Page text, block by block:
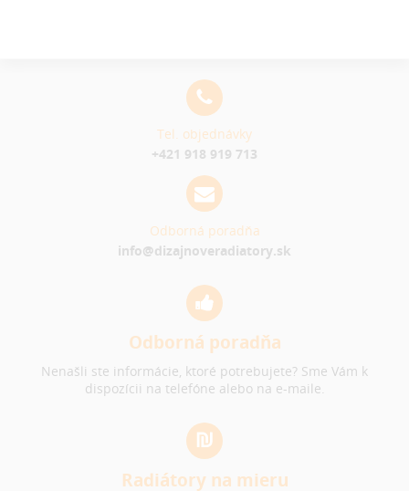
Tel. objednávky
+421 918 919 713
Odborná poradňa
info@dizajnoveradiatory.sk
Odborná poradňa
Nenašli ste informácie, ktoré potrebujete? Sme Vám k
dispozícii na telefóne alebo na e-maile.
Radiátory na mieru